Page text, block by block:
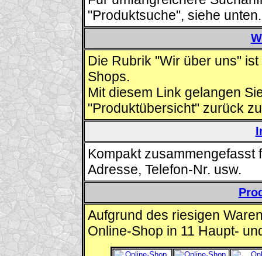
"Produktsuche", siehe unten.
Die Rubrik "Wir über uns"
Shops.
Mit diesem Link gelangen
"Produktübersicht" zurück
Kompakt
Adresse, Telefon-Nr. usw.
Aufgrund des riesigen
Online-Shop in 11 Haupt-